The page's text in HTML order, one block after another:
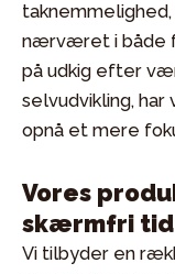
nærværet i både
på udkig efter
selvudvikling,
opnå et mere
Vores
skærmfri tid
Vi tilbyder en